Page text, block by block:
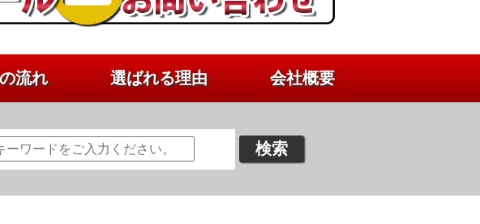
流れ 選ばれる理由 会社概要